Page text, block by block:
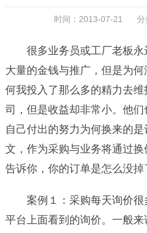
时间：2013-07-21 分
很多业务员或工厂老板
大量的金钱与推广，但是为
何我投入了那么多的精力去
司，但是收益却非常小。他
自己付出的努力为何换来的
文，作为采购与业务将通过
告诉你，你的订单是怎么没掉
案例１：采购每天询价
平台上面看到的询价。一般